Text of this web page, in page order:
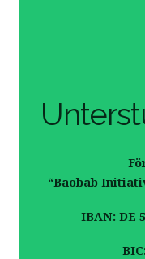
“Baobab
IBAN: DE